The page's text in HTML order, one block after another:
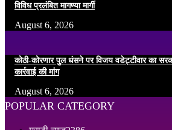
विविध प्रलंबित मागण्या मार्गी
August 6, 2026
कोठी-कोरणार पुल धंसने पर विजय वडेट्टीवार का
कार्रवाई की मांग
August 6, 2026
POPULAR CATEGORY